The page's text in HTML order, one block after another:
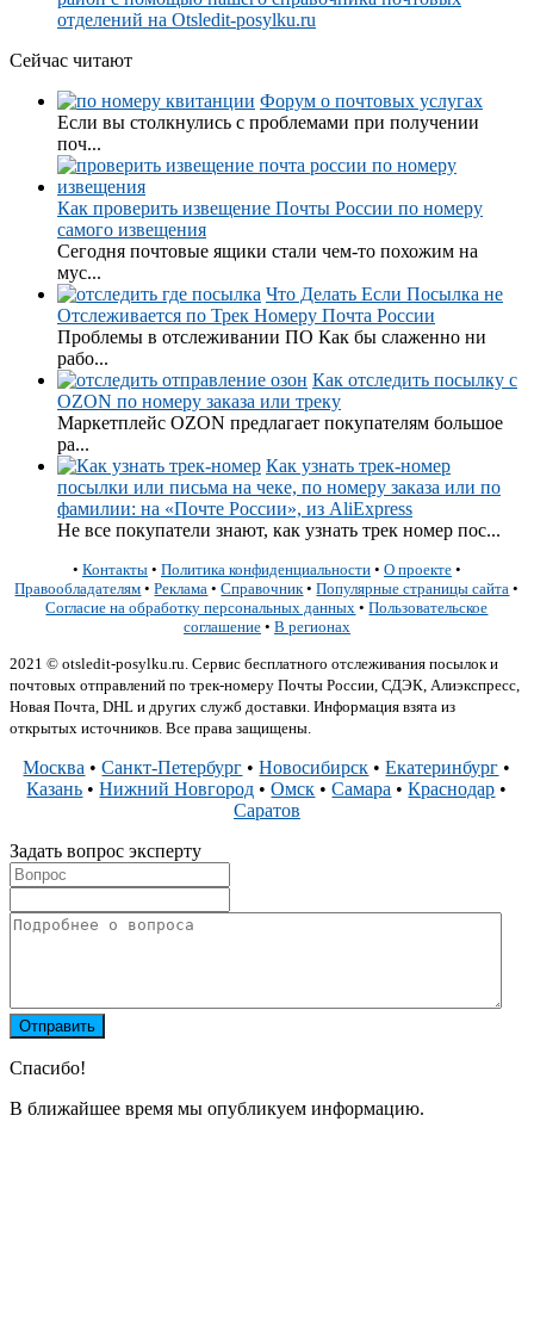
отделений на Otsledit-posylku.ru
Сейчас читают
Форум о почтовых услугах
Если вы столкнулись с проблемами при получении
поч...
Как проверить извещение Почты России по номеру
самого извещения
Сегодня почтовые ящики стали чем-то похожим на
мус...
Что Делать Если Посылка не
Отслеживается по Трек Номеру Почта России
Проблемы в отслеживании ПО Как бы слаженно ни
рабо...
Как отследить посылку с
OZON по номеру заказа или треку
Маркетплейс OZON предлагает покупателям большое
ра...
Как узнать трек-номер
посылки или письма на чеке, по номеру заказа или по
фамилии: на «Почте России», из AliExpress
Не все покупатели знают, как узнать трек номер пос...
• Контакты • Политика конфиденциальности • О проекте •
Правообладателям •Реклама •Справочник•Популярные страницы сайта •
Согласие на обработку персональных данных •Пользовательское
соглашение • В регионах
2021 © otsledit-posylku.ru. Сервис бесплатного отслеживания посылок и
почтовых отправлений по трек-номеру Почты России, СДЭК, Алиэкспресс,
Новая Почта, DHL и других служб доставки. Информация взята из
открытых источников. Все права защищены.
Москва •Санкт-Петербург •Новосибирск •Екатеринбург •
Казань •Нижний Новгород •Омск •Самара •Краснодар •
Саратов
Задать вопрос эксперту
Спасибо!
В ближайшее время мы опубликуем информацию.